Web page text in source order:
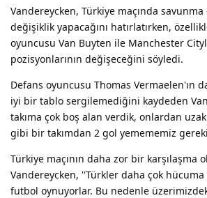
Vandereycken, Türkiye maçında
değişiklik yapacağını hatırlatırken,
oyuncusu Van Buyten ile Manchester
pozisyonlarının değişeceğini söyledi.
Defans oyuncusu Thomas Vermaelen'ın
iyi bir tablo sergilemediğini kaydeden
takıma çok boş alan verdik, onlardan
gibi bir takımdan 2 gol yemememiz
Türkiye maçının daha zor bir karşılaşma
Vandereycken, ''Türkler daha çok hücuma
futbol oynuyorlar. Bu nedenle